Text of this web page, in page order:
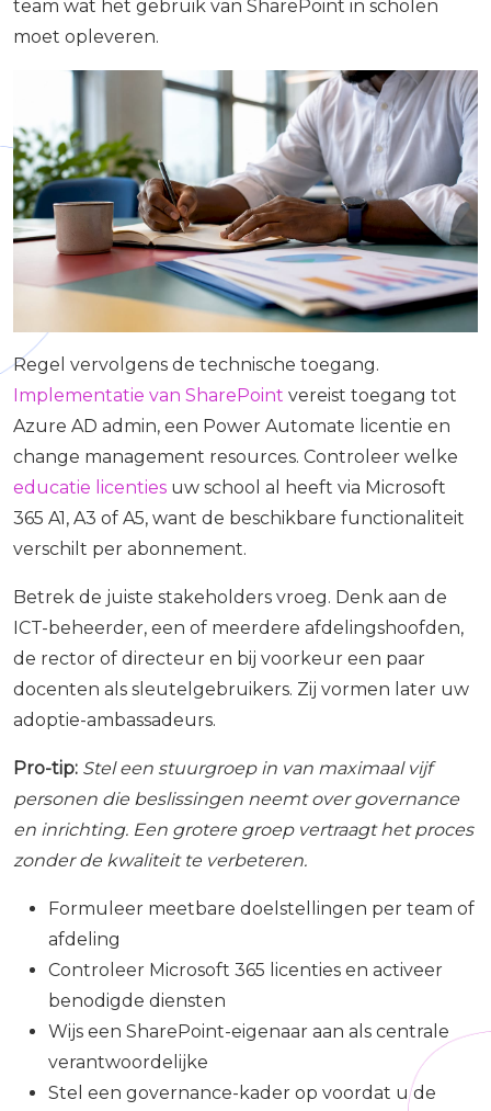
team wat het gebruik van SharePoint in scholen
moet opleveren.
Regel vervolgens de technische toegang.
Implementatie van SharePoint vereist toegang tot
Azure AD admin, een Power Automate licentie en
change management resources. Controleer welke
educatie licenties uw school al heeft via Microsoft
365 A1, A3 of A5, want de beschikbare functionaliteit
verschilt per abonnement.
Betrek de juiste stakeholders vroeg. Denk aan de
ICT-beheerder, een of meerdere afdelingshoofden,
de rector of directeur en bij voorkeur een paar
docenten als sleutelgebruikers. Zij vormen later uw
adoptie-ambassadeurs.
Pro-tip: Stel een stuurgroep in van maximaal vijf
personen die beslissingen neemt over governance
en inrichting. Een grotere groep vertraagt het proces
zonder de kwaliteit te verbeteren.
Formuleer meetbare doelstellingen per team of
afdeling
Controleer Microsoft 365 licenties en activeer
benodigde diensten
Wijs een SharePoint-eigenaar aan als centrale
verantwoordelijke
Stel een governance-kader op voordat u de